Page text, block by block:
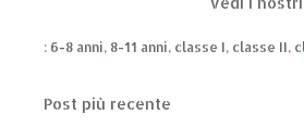
: 6-8 anni, 8-11 anni, classe I, classe II,
Post più recente